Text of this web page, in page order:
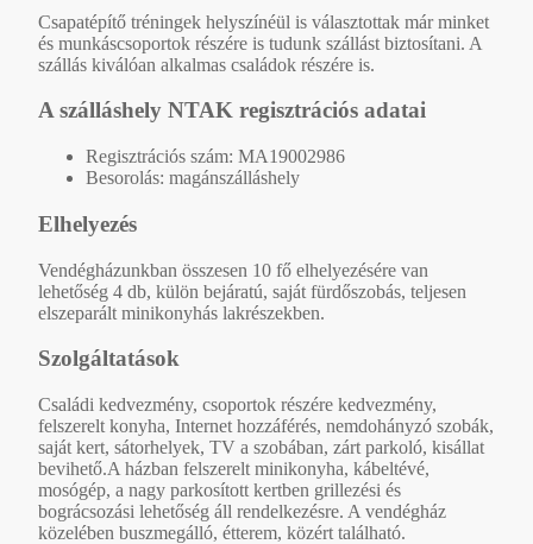
Csapatépítő tréningek helyszínéül is választottak már minket
és munkáscsoportok részére is tudunk szállást biztosítani. A
szállás kiválóan alkalmas családok részére is.
A szálláshely NTAK regisztrációs adatai
Regisztrációs szám: MA19002986
Besorolás: magánszálláshely
Elhelyezés
Vendégházunkban összesen 10 fő elhelyezésére van
lehetőség 4 db, külön bejáratú, saját fürdőszobás, teljesen
elszeparált minikonyhás lakrészekben.
Szolgáltatások
Családi kedvezmény, csoportok részére kedvezmény,
felszerelt konyha, Internet hozzáférés, nemdohányzó szobák,
saját kert, sátorhelyek, TV a szobában, zárt parkoló, kisállat
bevihető.A házban felszerelt minikonyha, kábeltévé,
mosógép, a nagy parkosított kertben grillezési és
bográcsozási lehetőség áll rendelkezésre. A vendégház
közelében buszmegálló, étterem, közért található.